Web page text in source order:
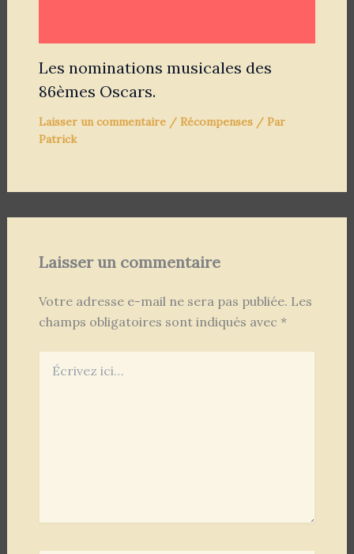
Les nominations musicales des
86èmes Oscars.
Laisser un commentaire / Récompenses/ Par
Patrick
Laisser un commentaire
Votre adresse e-mail ne sera pas publiée. Les
champs obligatoires sont indiqués avec *
ici…